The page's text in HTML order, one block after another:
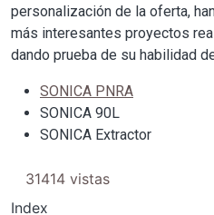
personalización de la oferta,
más interesantes proyectos
dando prueba de su habilidad
SONICA PNRA
SONICA 90L
SONICA Extractor
31414 vistas
Index